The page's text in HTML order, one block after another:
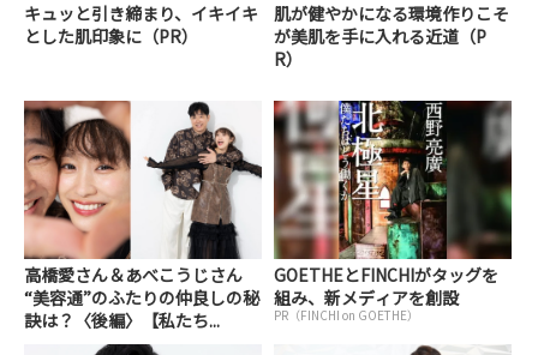
キュッと引き締まり、イキイキ
とした肌印象に（PR）
肌が健やかになる環境作りこそ
が美肌を手に入れる近道（P
R）
高橋愛さん＆あべこうじさん
“美容通”のふたりの仲良しの秘
訣は？〈後編〉【私たち...
GOETHEとFINCHIがタッグを
組み、新メディアを創設
PR（FINCHI on GOETHE）